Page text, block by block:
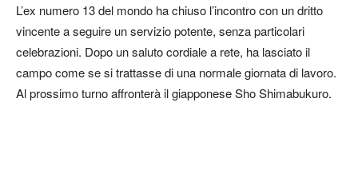
L’ex numero 13 del mondo ha chiuso l’incontro con un dritto
vincente a seguire un servizio potente, senza particolari
celebrazioni. Dopo un saluto cordiale a rete, ha lasciato il
campo come se si trattasse di una normale giornata di lavoro.
Al prossimo turno affronterà il giapponese Sho Shimabukuro.